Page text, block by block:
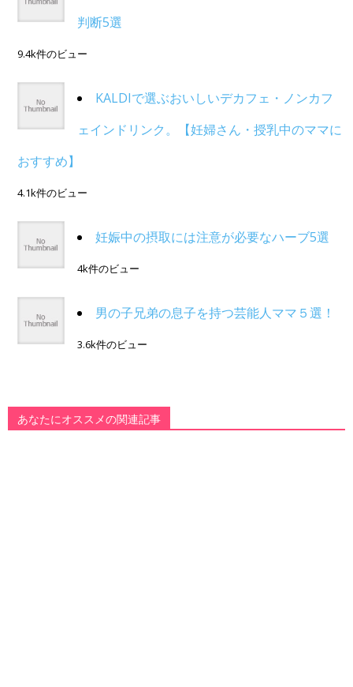
判断5選
9.4k件のビュー
KALDIで選ぶおいしいデカフェ・ノンカフ
ェインドリンク。【妊婦さん・授乳中のママに
おすすめ】
4.1k件のビュー
妊娠中の摂取には注意が必要なハーブ5選
4k件のビュー
男の子兄弟の息子を持つ芸能人ママ５選！
3.6k件のビュー
あなたにオススメの関連記事